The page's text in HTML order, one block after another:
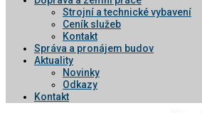
Strojní a technické vybavení
Ceník služeb
Kontakt
Správa a pronájem budov
Aktuality
Novinky
Odkazy
Kontakt